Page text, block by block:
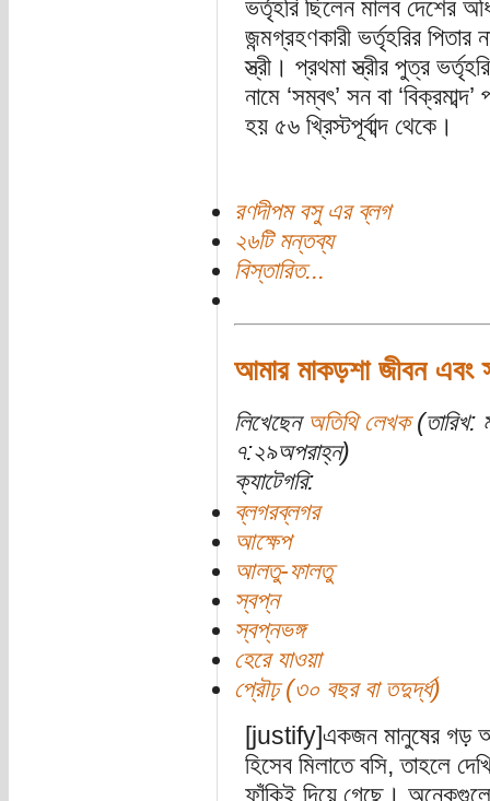
ভর্তৃহরি ছিলেন মালব দেশের
জন্মগ্রহণকারী ভর্তৃহরির
স্ত্রী। প্রথমা স্ত্রীর পুত্র
নামে ‘সম্বৎ’ সন বা
হয় ৫৬ খ্রিস্টপূর্বাব্দ থেকে।
রণদীপম বসু এর ব্লগ
২৬টি মন্তব্য
বিস্তারিত...
আমার মাকড়শা জীবন এবং
লিখেছেন অতিথি লেখক(তারিখ:
৭:২৯অপরাহ্ন)
ক্যাটেগরি:
ব্লগরব্লগর
আক্ষেপ
আলতু-ফালতু
স্বপ্ন
স্বপ্নভঙ্গ
হেরে যাওয়া
প্রৌঢ় (৩০ বছর বা তদুর্দ্ধ)
[justify]একজন মানুষের গড়
হিসেব মিলাতে বসি, তাহলে
ফাঁকিই দিয়ে গেছে। অনেকগুলো